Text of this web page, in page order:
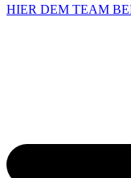
HIER DEM TEAM